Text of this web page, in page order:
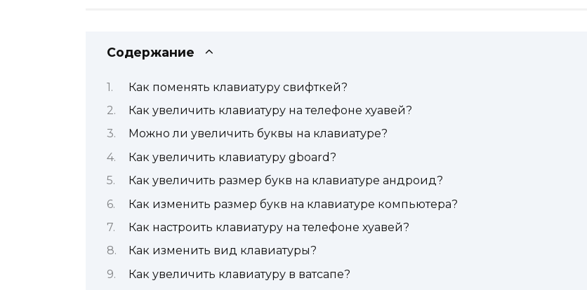
Содержание
Как поменять клавиатуру свифткей?
Как увеличить клавиатуру на телефоне хуавей?
Можно ли увеличить буквы на клавиатуре?
Как увеличить клавиатуру gboard?
Как увеличить размер букв на клавиатуре андроид?
Как изменить размер букв на клавиатуре компьютера?
Как настроить клавиатуру на телефоне хуавей?
Как изменить вид клавиатуры?
Как увеличить клавиатуру в ватсапе?